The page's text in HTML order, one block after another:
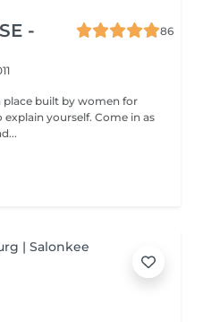
-
86
place built by women for
yourself. Come in as